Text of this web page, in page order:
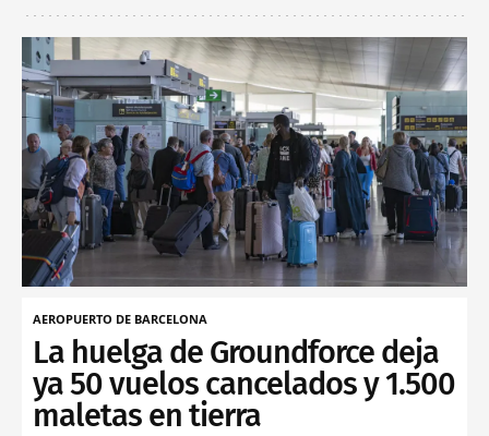
AEROPUERTO DE BARCELONA
La huelga de Groundforce deja
ya 50 vuelos cancelados y 1.500
maletas en tierra